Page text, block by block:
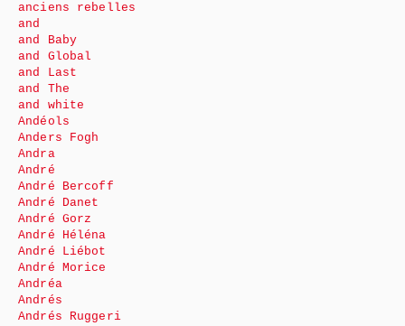
anciens rebelles
and
and Baby
and Global
and Last
and The
and white
Andéols
Anders Fogh
Andra
André
André Bercoff
André Danet
André Gorz
André Héléna
André Liébot
André Morice
Andréa
Andrés
Andrés Ruggeri